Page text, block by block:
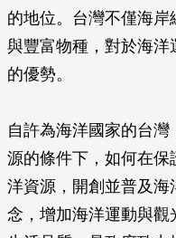
的地位。台灣不僅海
與豐富物種，對於海
的優勢。
自許為海洋國家的台
源的條件下，如何在
洋資源，開創並普及
念，增加海洋運動與觀